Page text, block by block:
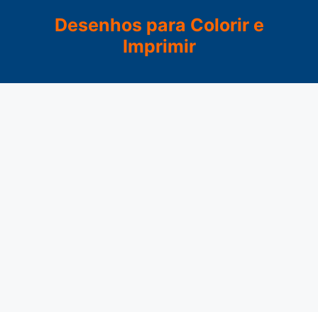
Desenhos para Colorir e
Imprimir